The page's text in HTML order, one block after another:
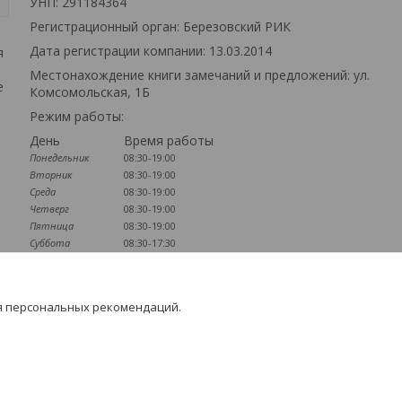
Регистрационный орган: Березовский РИК
Дата регистрации компании: 13.03.2014
Местонахождение книги замечаний и предложений: ул.
Комсомольская, 1Б
Режим работы:
День
Время работы
Понедельник
08:30-19:00
Вторник
08:30-19:00
Среда
08:30-19:00
Четверг
08:30-19:00
Пятница
08:30-19:00
Суббота
08:30-17:30
Наличие документов
персональных рекомендаций.